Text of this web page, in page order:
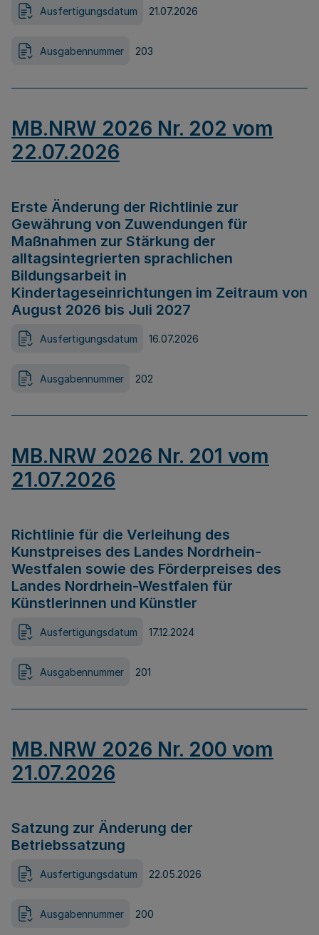
Ausfertigungsdatum 21.07.2026
Ausgabennummer 203
MB.NRW 2026 Nr. 202 vom
22.07.2026
Erste Änderung der Richtlinie zur
Gewährung von Zuwendungen für
Maßnahmen zur Stärkung der
alltagsintegrierten sprachlichen
Bildungsarbeit in
Kindertageseinrichtungen im Zeitraum von
August 2026 bis Juli 2027
Ausfertigungsdatum 16.07.2026
Ausgabennummer 202
MB.NRW 2026 Nr. 201 vom
21.07.2026
Richtlinie für die Verleihung des
Kunstpreises des Landes Nordrhein-
Westfalen sowie des Förderpreises des
Landes Nordrhein-Westfalen für
Künstlerinnen und Künstler
Ausfertigungsdatum 17.12.2024
Ausgabennummer 201
MB.NRW 2026 Nr. 200 vom
21.07.2026
Satzung zur Änderung der
Betriebssatzung
Ausfertigungsdatum 22.05.2026
Ausgabennummer 200